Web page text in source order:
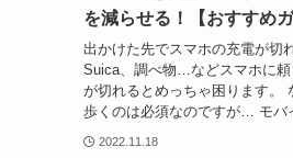
を減らせる！【おすすめガ
出かけた先でスマホの充電が切
Suica、調べ物…などスマホに
が切れるとめっちゃ困ります。
歩くのは必須なのですが… モバ
2022.11.18